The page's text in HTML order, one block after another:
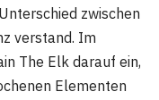
zwischen
verstand. Im
The Elk darauf ein,
Elementen